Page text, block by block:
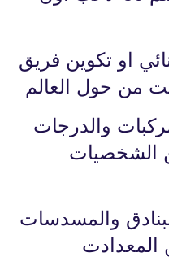
او تكوين فريق
والدرجات
الشخصيات
والمسدسات
المعدادت